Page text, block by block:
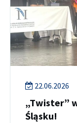
22.06.2026
„Twister”
Śląsku!